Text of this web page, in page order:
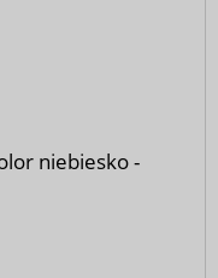
niebiesko -